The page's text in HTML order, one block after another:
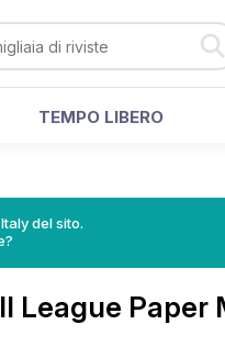
TEMPO LIBERO
del sito.
League Paper